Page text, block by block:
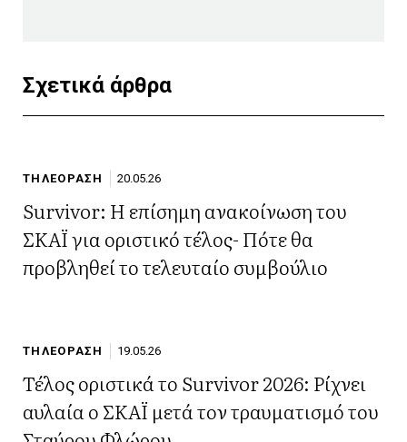
Σχετικά άρθρα
ΤΗΛΕΟΡΑΣΗ 20.05.26
Survivor: Η επίσημη ανακοίνωση του
ΣΚΑΪ για οριστικό τέλος- Πότε θα
προβληθεί το τελευταίο συμβούλιο
ΤΗΛΕΟΡΑΣΗ 19.05.26
Τέλος οριστικά το Survivor 2026: Ρίχνει
αυλαία ο ΣΚΑΪ μετά τον τραυματισμό του